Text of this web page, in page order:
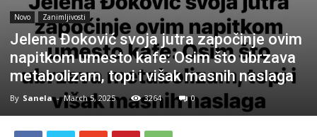
Novo Zanimljivosti
Jelena Đoković svoja jutra započinje ovim
napitkom umesto kafe: Osim što ubrzava
metabolizam, topi i višak masnih naslaga
By Sanela - March 5, 2025 3264 0